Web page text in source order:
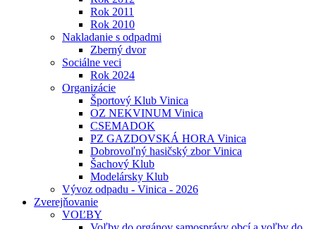
Rok 2011
Rok 2010
Nakladanie s odpadmi
Zberný dvor
Sociálne veci
Rok 2024
Organizácie
Športový Klub Vinica
OZ NEKVINUM Vinica
CSEMADOK
PZ GAZDOVSKÁ HORA Vinica
Dobrovoľný hasičský zbor Vinica
Šachový Klub
Modelársky Klub
Vývoz odpadu - Vinica - 2026
Zverejňovanie
VOĽBY